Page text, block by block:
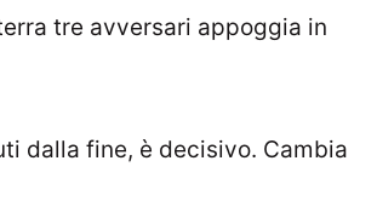
tre avversari appoggia in
dalla fine, è decisivo. Cambia